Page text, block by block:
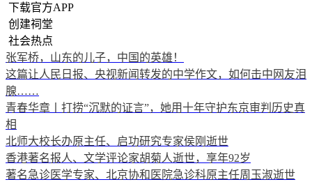
下载官方APP
创建祠堂
社会热点
张军桥，山东的儿子，中国的英雄！
这篇让人民日报、央视新闻转发的中学作文，如何击中网友泪
腺……
青春华章丨打捞“沉默的证言”，她用十年守护东京审判历史真
相
北师大校长办原主任、启功研究专家侯刚逝世
香港著名报人、文学评论家胡菊人逝世，享年92岁
著名急诊医学专家、北京协和医院急诊科原主任周玉淑逝世